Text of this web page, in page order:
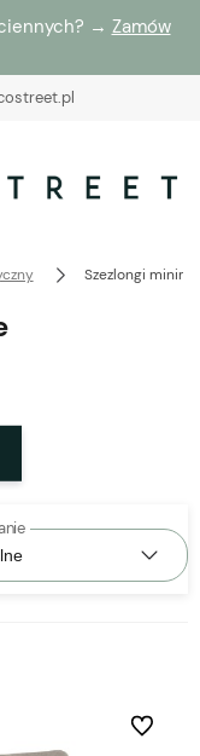
→ Zamów
do listy
Szezlongi
Do